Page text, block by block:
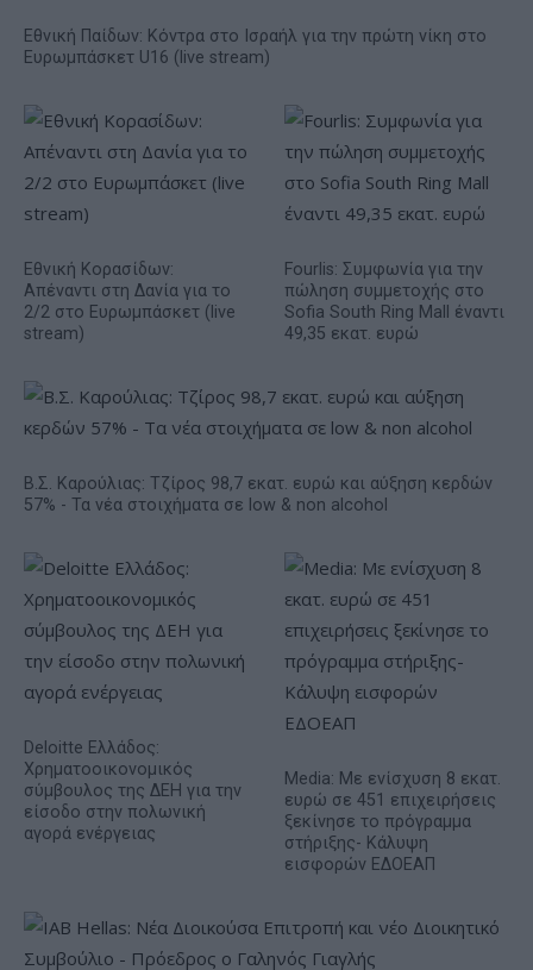
Εθνική Παίδων: Κόντρα στο Ισραήλ για την πρώτη νίκη στο
Ευρωμπάσκετ U16 (live stream)
Εθνική Κορασίδων:
Απέναντι στη Δανία για το
2/2 στο Ευρωμπάσκετ (live
stream)
Fourlis: Συμφωνία για την
πώληση συμμετοχής στο
Sofia South Ring Mall έναντι
49,35 εκατ. ευρώ
Β.Σ. Καρούλιας: Τζίρος 98,7 εκατ. ευρώ και αύξηση κερδών
57% - Τα νέα στοιχήματα σε low & non alcohol
Deloitte Ελλάδος:
Χρηματοοικονομικός
σύμβουλος της ΔΕΗ για την
είσοδο στην πολωνική
αγορά ενέργειας
Media: Με ενίσχυση 8 εκατ.
ευρώ σε 451 επιχειρήσεις
ξεκίνησε το πρόγραμμα
στήριξης- Κάλυψη
εισφορών ΕΔΟΕΑΠ